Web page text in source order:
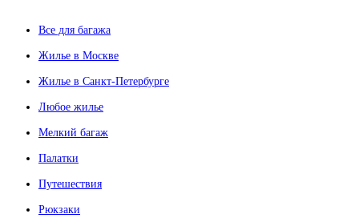
Все для багажа
Жилье в Москве
Жилье в Санкт-Петербурге
Любое жилье
Мелкий багаж
Палатки
Путешествия
Рюкзаки